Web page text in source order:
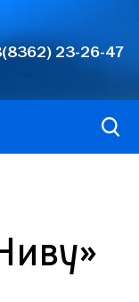
23-26-47